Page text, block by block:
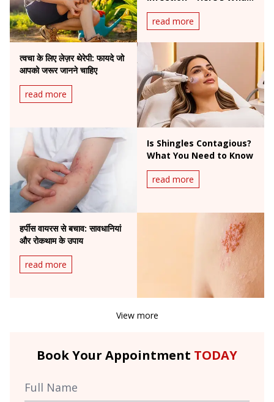
to Do
read more
त्वचा के लिए लेज़र थेरेपी: फायदे जो
आपको जरूर जानने चाहिए
read more
Is Shingles Contagious?
What You Need to Know
read more
हर्पीस वायरस से बचाव: सावधानियां
और रोकथाम के उपाय
read more
View more
Book Your Appointment TODAY